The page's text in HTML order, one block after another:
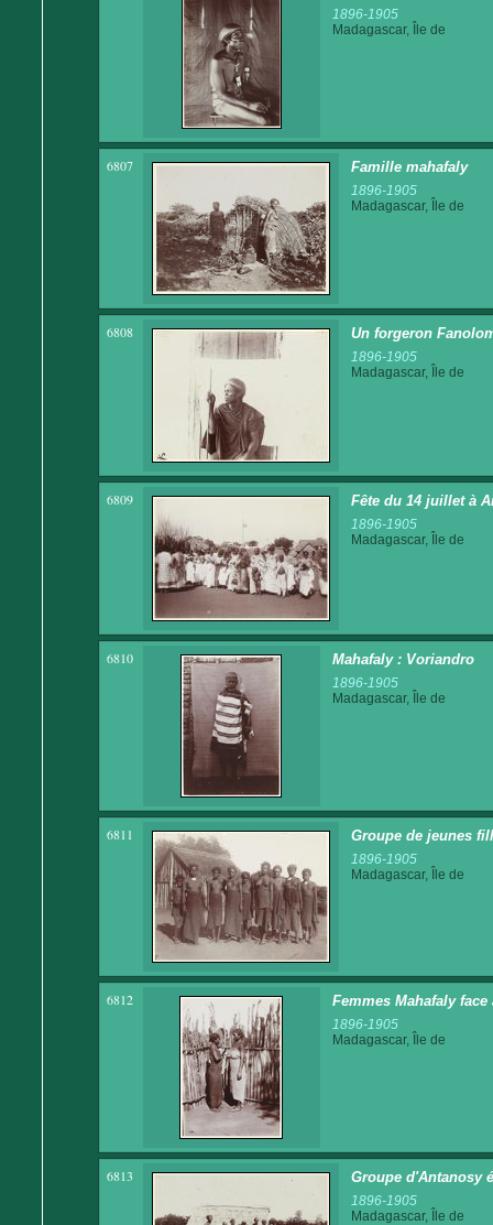
1896-1905
Madagascar, Île de
6807 Famille mahafaly
1896-1905
Madagascar, Île de
6808 Un forgeron
1896-1905
Madagascar, Île de
6809 Fête du 14 juillet à
1896-1905
Madagascar, Île de
6810 Mahafaly : Voriandro
1896-1905
Madagascar, Île de
6811 Groupe de jeunes
1896-1905
Madagascar, Île de
6812 Femmes Mahafaly face
1896-1905
Madagascar, Île de
6813 Groupe d'Antanosy
1896-1905
Madagascar, Île de